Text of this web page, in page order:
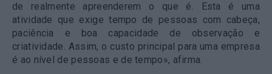
de realmente apreenderem o que é. Esta é uma
atividade que exige tempo de pessoas com cabeça,
paciência e boa capacidade de observação e
criatividade. Assim, o custo principal para uma empresa
é ao nível de pessoas e de tempo», afirma.